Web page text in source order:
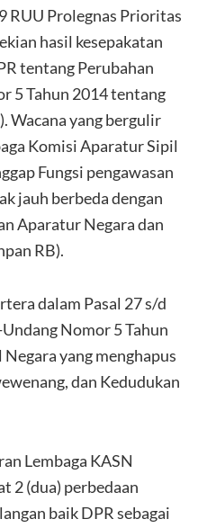
RUU Prolegnas Prioritas
hasil kesepakatan
tentang Perubahan
5 Tahun 2014 tentang
Wacana yang bergulir
Komisi Aparatur Sipil
Fungsi pengawasan
jauh berbeda dengan
Aparatur Negara dan
RB).
dalam Pasal 27 s/d
Nomor 5 Tahun
yang menghapus
dan Kedudukan
Lembaga KASN
2 (dua) perbedaan
baik DPR sebagai